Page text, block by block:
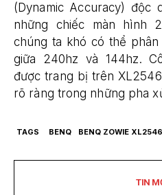
(Dynamic Accuracy) độc
những chiếc màn hình
chúng ta khó có thể
giữa 240hz và 144hz.
được trang bị trên
rõ ràng trong những pha
TAGS BENQ BENQ ZOWIE
TIN